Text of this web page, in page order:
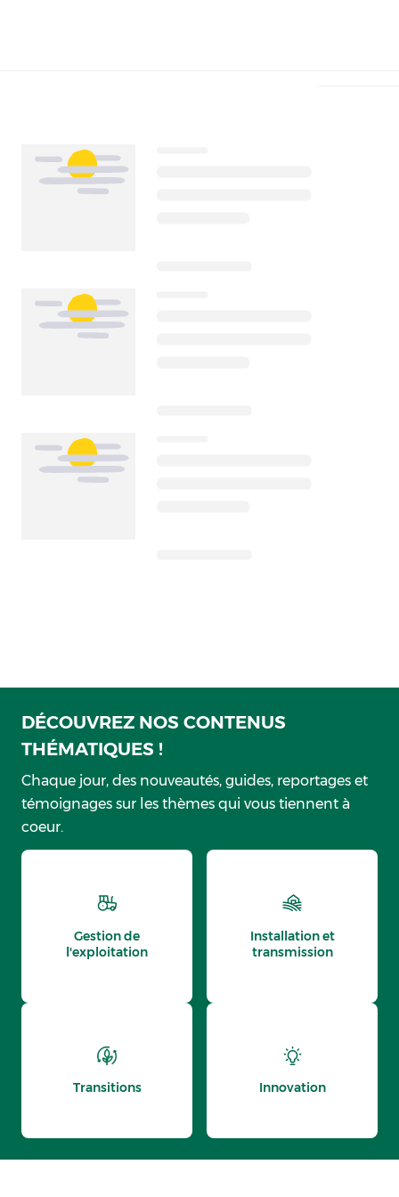
DÉCOUVREZ NOS CONTENUS
THÉMATIQUES !
Chaque jour, des nouveautés, guides, reportages et
témoignages sur les thèmes qui vous tiennent à
coeur.
Gestion de
l'exploitation
Installation et
transmission
Transitions Innovation